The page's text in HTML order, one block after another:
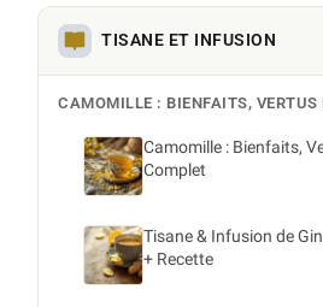
TISANE ET INFUSION
CAMOMILLE : BIENFAITS, VERTUS
Camomille : Bienfaits,
Complet
Tisane & Infusion de
+ Recette